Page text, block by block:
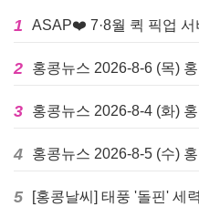
1 ASAP❤️ 7·8월 퀵 픽업 서
2 홍콩뉴스 2026-8-6 (목)
3 홍콩뉴스 2026-8-4 (화)
4 홍콩뉴스 2026-8-5 (수)
5 [홍콩날씨] 태풍 '돌핀' 세